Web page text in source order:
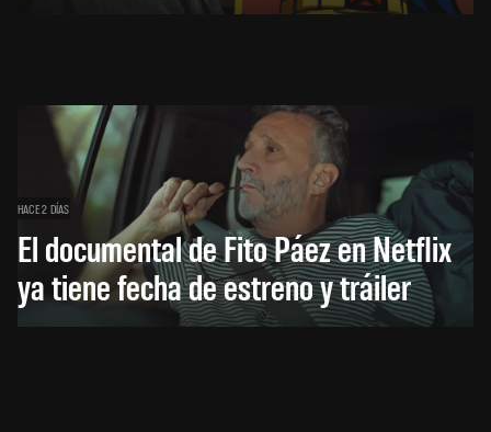
HACE 2 DÍAS
El documental de Fito Páez en Netflix
ya tiene fecha de estreno y tráiler